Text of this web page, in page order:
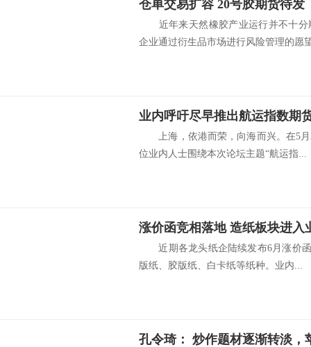
仓单交易扩容 20号胶期货待发
近年来天然橡胶产业运行并不十分
企业通过衍生品市场进行风险管理的愿
业内呼吁尽早推出航运指数期
上海，依港而荣，向海而兴。在5月
位业内人士围绕本次论坛主题“航运指...
涨价函竞相落地 造纸板块进入
近期各龙头纸企陆续发布6月涨价函
版纸、胶版纸、白卡纸等纸种。业内...